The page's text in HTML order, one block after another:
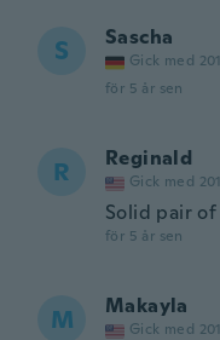
S Sascha
Gick med
för 5 år sen
R Reginald
Gick med
Solid pair
för 5 år sen
M Makayla
Gick med